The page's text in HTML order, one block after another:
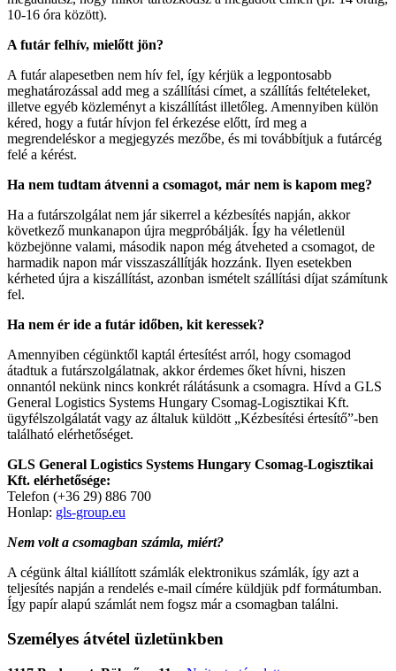
10-16 óra között).
A futár felhív, mielőtt jön?
A futár alapesetben nem hív fel, így kérjük a legpontosabb
meghatározással add meg a szállítási címet, a szállítás feltételeket,
illetve egyéb közleményt a kiszállítást illetőleg. Amennyiben külön
kéred, hogy a futár hívjon fel érkezése előtt, írd meg a
megrendeléskor a megjegyzés mezőbe, és mi továbbítjuk a futárcég
felé a kérést.
Ha nem tudtam átvenni a csomagot, már nem is kapom meg?
Ha a futárszolgálat nem jár sikerrel a kézbesítés napján, akkor
következő munkanapon újra megpróbálják. Így ha véletlenül
közbejönne valami, második napon még átveheted a csomagot, de
harmadik napon már visszaszállítják hozzánk. Ilyen esetekben
kérheted újra a kiszállítást, azonban ismételt szállítási díjat számítunk
fel.
Ha nem ér ide a futár időben, kit keressek?
Amennyiben cégünktől kaptál értesítést arról, hogy csomagod
átadtuk a futárszolgálatnak, akkor érdemes őket hívni, hiszen
onnantól nekünk nincs konkrét rálátásunk a csomagra. Hívd a GLS
General Logistics Systems Hungary Csomag-Logisztikai Kft.
ügyfélszolgálatát vagy az általuk küldött „Kézbesítési értesítő”-ben
található elérhetőséget.
GLS General Logistics Systems Hungary Csomag-Logisztikai
Kft. elérhetősége:
Telefon (+36 29) 886 700
Honlap: gls-group.eu
Nem volt a csomagban számla, miért?
A cégünk által kiállított számlák elektronikus számlák, így azt a
teljesítés napján a rendelés e-mail címére küldjük pdf formátumban.
Így papír alapú számlát nem fogsz már a csomagban találni.
Személyes átvétel üzletünkben